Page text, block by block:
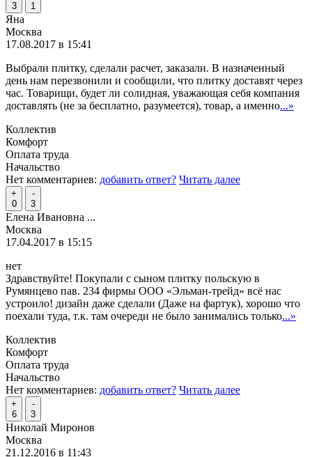
3
1
Яна
Москва
17.08.2017 в 15:41
Выбрали плитку, сделали расчет, заказали. В назначенный
день нам перезвонили и сообщили, что плитку доставят через
час. Товарищи, будет ли солидная, уважающая себя компания
доставлять (не за бесплатно, разумеется), товар, а именно...»
Коллектив
Комфорт
Оплата труда
Начальство
Нет комментариев: добавить ответ? Читать далее
+
0
-
3
Елена Ивановна ...
Москва
17.04.2017 в 15:15
нет
Здравствуйте! Покупали с сыном плитку польскую в
Румянцево пав. 234 фирмы ООО «Эльман-трейд» всё нас
устроило! дизайн даже сделали (Даже на фартук), хорошо что
поехали туда, т.к. там очереди не было занимались только...»
Коллектив
Комфорт
Оплата труда
Начальство
Нет комментариев: добавить ответ? Читать далее
+
6
-
3
Николай Миронов
Москва
21.12.2016 в 11:43